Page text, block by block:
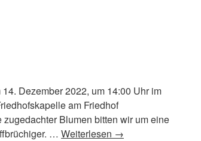
Dezember 2022, um 14:00 Uhr im
am Friedhof
Blumen bitten wir um eine
… Weiterlesen →